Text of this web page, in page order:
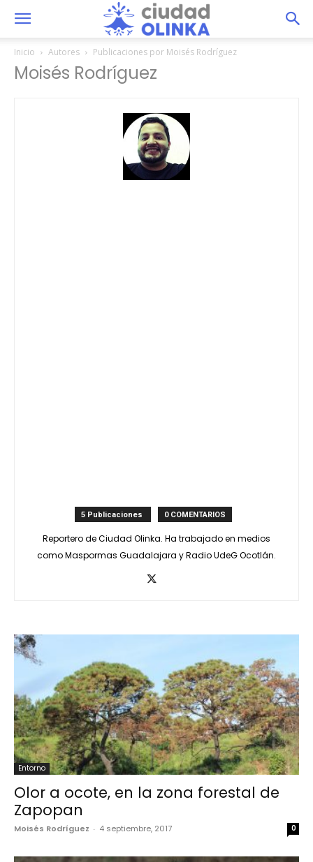
Inicio Autores Publicaciones por Moisés Rodríguez
Moisés Rodríguez
5 Publicaciones 0 COMENTARIOS
Reportero de Ciudad Olinka. Ha trabajado en medios
como Maspormas Guadalajara y Radio UdeG Ocotlán.
Entorno
Olor a ocote, en la zona forestal de
Zapopan
Moisés Rodríguez - 4 septiembre, 2017 0